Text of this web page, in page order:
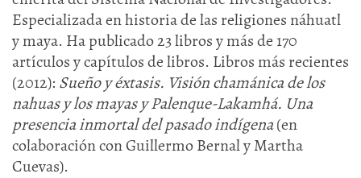
Especializada en historia de las religiones náhuatl
y maya. Ha publicado 23 libros y más de 170
artículos y capítulos de libros. Libros más recientes
(2012): Sueño y éxtasis. Visión chamánica de los
nahuas y los mayas y Palenque-Lakamhá. Una
presencia inmortal del pasado indígena(en
colaboración con Guillermo Bernal y Martha
Cuevas).